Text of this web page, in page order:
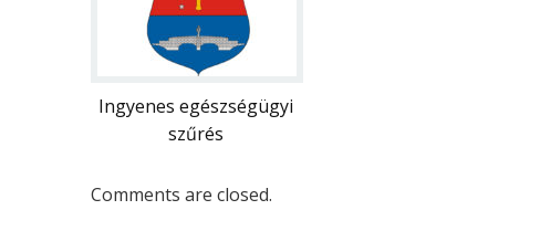
Ingyenes egészségügyi
szűrés
Comments are closed.